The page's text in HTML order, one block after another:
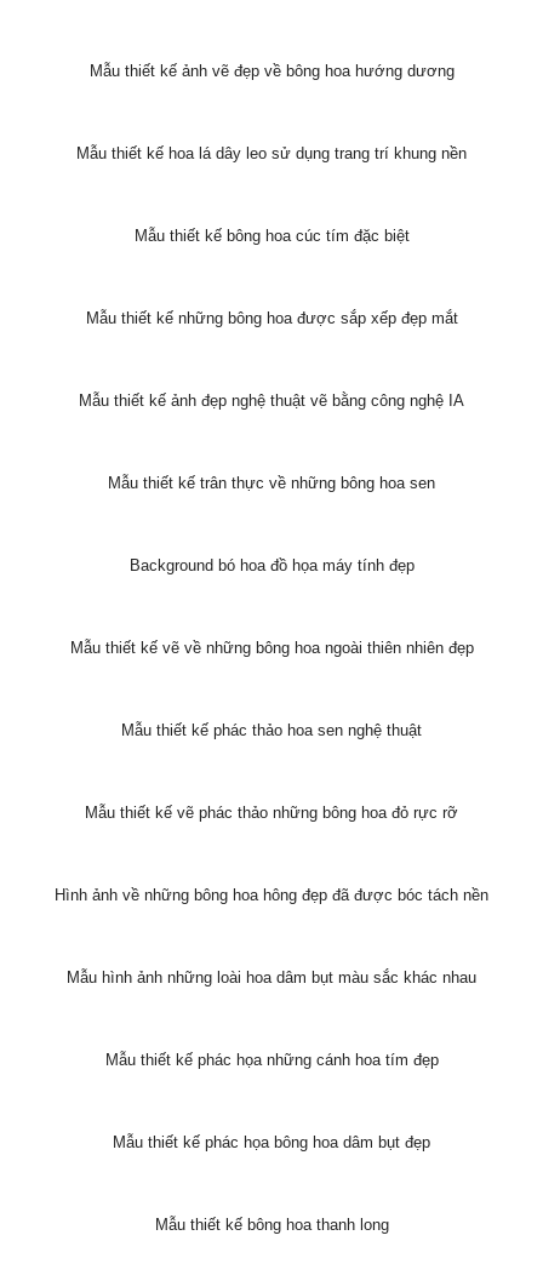
Mẫu thiết kế ảnh vẽ đẹp về bông hoa hướng dương
Mẫu thiết kế hoa lá dây leo sử dụng trang trí khung nền
Mẫu thiết kế bông hoa cúc tím đặc biệt
Mẫu thiết kế những bông hoa được sắp xếp đẹp mắt
Mẫu thiết kế ảnh đẹp nghệ thuật vẽ bằng công nghệ IA
Mẫu thiết kế trân thực về những bông hoa sen
Background bó hoa đồ họa máy tính đẹp
Mẫu thiết kế vẽ về những bông hoa ngoài thiên nhiên đẹp
Mẫu thiết kế phác thảo hoa sen nghệ thuật
Mẫu thiết kế vẽ phác thảo những bông hoa đỏ rực rỡ
Hình ảnh về những bông hoa hông đẹp đã được bóc tách nền
Mẫu hình ảnh những loài hoa dâm bụt màu sắc khác nhau
Mẫu thiết kế phác họa những cánh hoa tím đẹp
Mẫu thiết kế phác họa bông hoa dâm bụt đẹp
Mẫu thiết kế bông hoa thanh long